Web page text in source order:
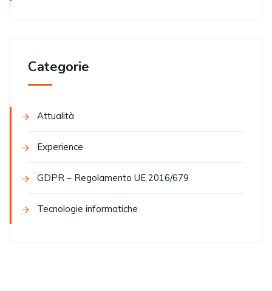
Categorie
Attualità
Experience
GDPR – Regolamento UE 2016/679
Tecnologie informatiche